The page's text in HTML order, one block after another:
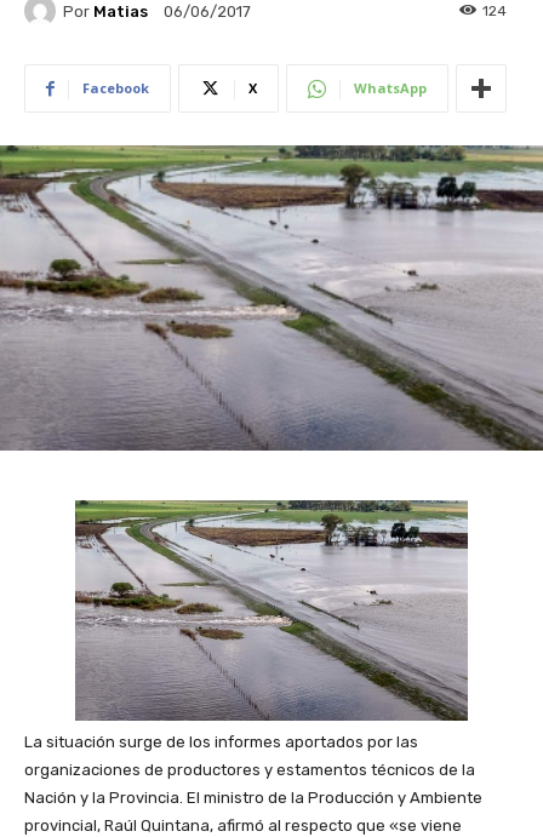
Por Matias 06/06/2017 124
Facebook X WhatsApp
La situación surge de los informes aportados por las
organizaciones de productores y estamentos técnicos de la
Nación y la Provincia. El ministro de la Producción y Ambiente
provincial, Raúl Quintana, afirmó al respecto que «se viene